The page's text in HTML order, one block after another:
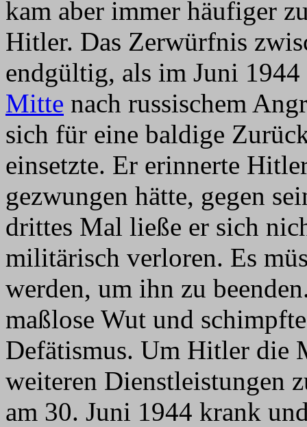
kam aber immer häufiger
Hitler. Das Zerwürfnis
endgültig, als im Juni
Mitte nach russischem
sich für eine baldige
einsetzte. Er erinnerte
gezwungen hätte, gegen
drittes Mal ließe er sich
militärisch verloren. Es
werden, um ihn zu
maßlose Wut und
Defätismus. Um Hitler die
weiteren Dienstleistungen
am 30. Juni 1944 krank